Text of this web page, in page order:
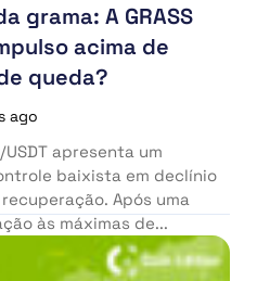
grama: A GRASS
acima de
queda?
ago
apresenta um
baixista em declínio
Após uma
às máximas de...